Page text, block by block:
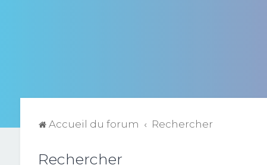
Accueil du forum Rechercher
Rechercher